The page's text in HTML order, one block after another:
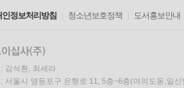
인정보처리방침 청소년보호정책 도서홍보안내
김석환, 최세라
서울시 영등포구 은행로 11, 5층~6층(여의도동,일신